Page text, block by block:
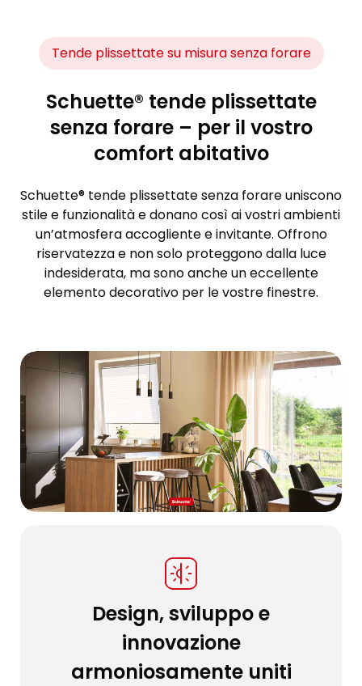
Tende plissettate su misura senza forare
Schuette® tende plissettate
senza forare – per il vostro
comfort abitativo
Schuette® tende plissettate senza forare uniscono
stile e funzionalità e donano così ai vostri ambienti
un’atmosfera accogliente e invitante. Offrono
riservatezza e non solo proteggono dalla luce
indesiderata, ma sono anche un eccellente
elemento decorativo per le vostre finestre.
Design, sviluppo e
innovazione
armoniosamente uniti